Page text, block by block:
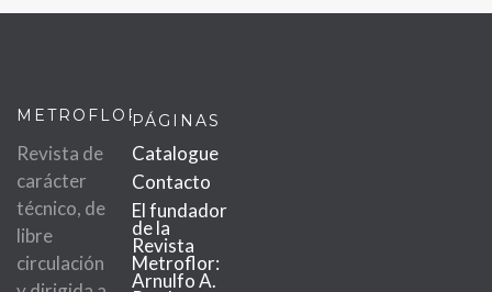
METROFLOR
Revista de
carácter
técnico, de
libre
circulación
PÁGINAS
Catalogue
Contacto
El fundador
de la
Revista
Metroflor:
Arnulfo A.